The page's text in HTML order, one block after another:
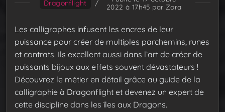
Dragonflight /
2022 à 17h45 par Zora
Les calligraphes infusent les encres de leur
puissance pour créer de multiples parchemins, runes
et contrats. Ils excellent aussi dans l’art de créer de
puissants bijoux aux effets souvent dévastateurs !
Découvrez le métier en détail grâce au guide de la
calligraphie à Dragonflight et devenez un expert de
cette discipline dans les îles aux Dragons.